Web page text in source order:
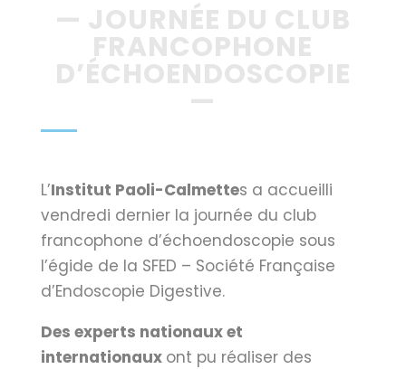
— JOURNÉE DU CLUB
FRANCOPHONE
D’ÉCHOENDOSCOPIE
—
L’Institut Paoli-Calmettes a accueilli
vendredi dernier la journée du club
francophone d’échoendoscopie sous
l’égide de la SFED – Société Française
d’Endoscopie Digestive.
Des experts nationaux et
internationaux ont pu réaliser des